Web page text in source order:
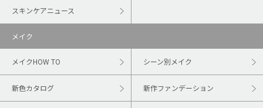
スキンケアニュース
メイク
メイクHOW TO シーン別メイク
新色カタログ 新作ファンデーション